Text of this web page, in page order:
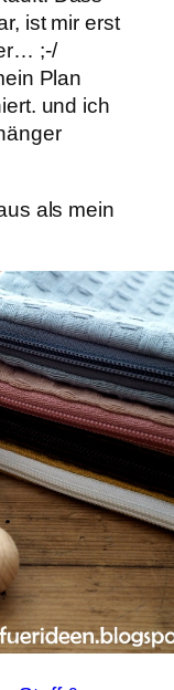
ist mir erst
;-/
Plan
und ich
als mein